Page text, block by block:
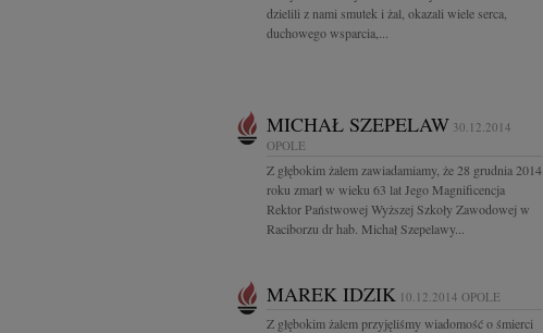
dzielili z nami smutek i żal, okazali wiele serca,
duchowego wsparcia,...
MICHAŁ SZEPELAW 30.12.2014
OPOLE
Z głębokim żalem zawiadamiamy, że 28 grudnia 2014
roku zmarł w wieku 63 lat Jego Magnificencja
Rektor Państwowej Wyższej Szkoły Zawodowej w
Raciborzu dr hab. Michał Szepelawy...
MAREK IDZIK 10.12.2014 OPOLE
Z głębokim żalem przyjęliśmy wiadomość o śmierci